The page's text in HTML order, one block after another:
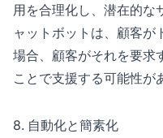
用を合理化し、潜在的な
ャットボットは、顧客が
場合、顧客がそれを要求
ことで支援する可能性が
8. 自動化と簡素化